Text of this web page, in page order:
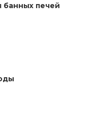
банных печей